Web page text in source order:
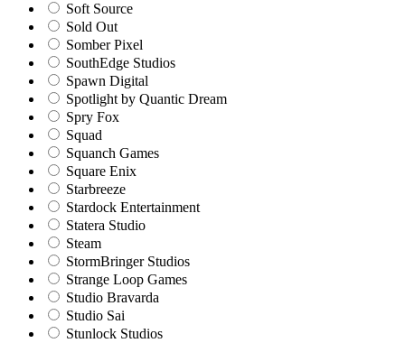
Soft Source
Sold Out
Somber Pixel
SouthEdge Studios
Spawn Digital
Spotlight by Quantic Dream
Spry Fox
Squad
Squanch Games
Square Enix
Starbreeze
Stardock Entertainment
Statera Studio
Steam
StormBringer Studios
Strange Loop Games
Studio Bravarda
Studio Sai
Stunlock Studios